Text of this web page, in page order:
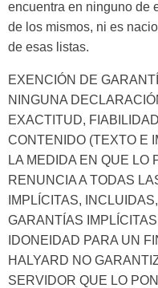
encuentra en ninguno de
de los mismos, ni es
de esas listas.
EXENCIÓN DE
NINGUNA
EXACTITUD,
CONTENIDO (TEXTO E
LA MEDIDA EN QUE LO
RENUNCIA A TODAS
IMPLÍCITAS,
GARANTÍAS
IDONEIDAD PARA UN
HALYARD NO
SERVIDOR QUE LO